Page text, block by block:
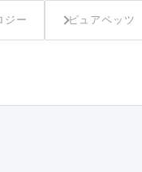
ジー ピュアペッツ